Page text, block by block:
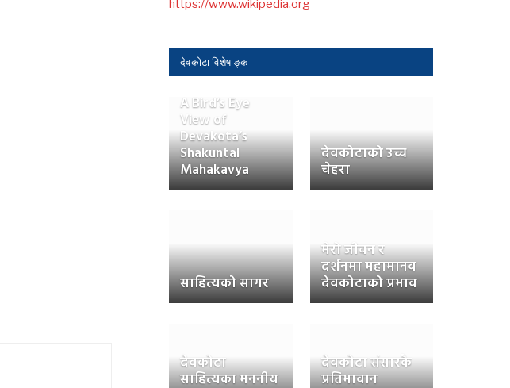
https://www.wikipedia.org
देवकोटा विशेषाङ्क
A Bird’s Eye
View of
Devakota’s
Shakuntal
Mahakavya
देवकोटाको उच्च
चेहरा
साहित्यको सागर
मेरो जीवन र
दर्शनमा महामानव
देवकोटाको प्रभाव
देवकोटा
साहित्यका मननीय
देवकोटा संसारकै
प्रतिभावान